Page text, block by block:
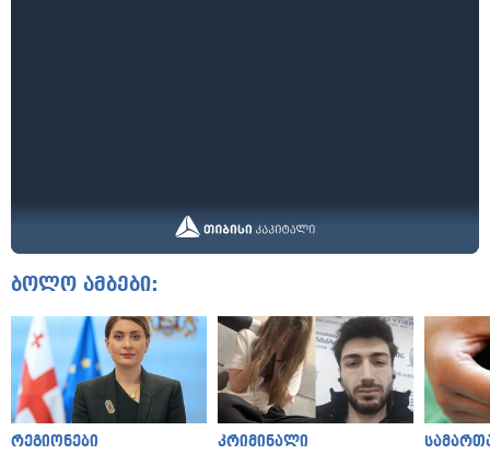
ბოლო ამბები:
რეგიონები კრიმინალი